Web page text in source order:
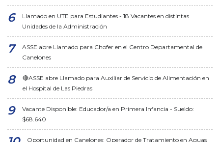
Llamado en UTE para Estudiantes - 18 Vacantes en distintas
Unidades de la Administración
ASSE abre Llamado para Chofer en el Centro Departamental de
Canelones
🔴ASSE abre Llamado para Auxiliar de Servicio de Alimentación en
el Hospital de Las Piedras
Vacante Disponible: Educador/a en Primera Infancia - Sueldo:
$68.640
Oportunidad en Canelones: Operador de Tratamiento en Aguas